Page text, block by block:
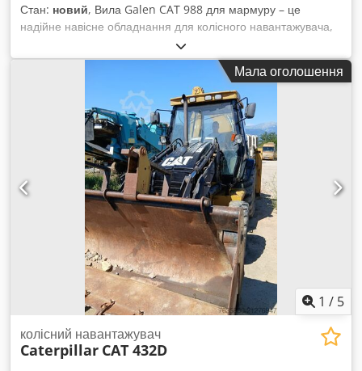
Стан: новий, Вила Galen CAT 988 для мармуру – це
надійне навісне обладнання для колісного навантажувача,
розроблене для безпечного та ефективного переміщення
блоків мармуру. Воно має посилену сталеву конструкцію,
адаптовано під конкретну модель машини,
характеризується високою вантажопідйомністю та надійною
роботою у складних умовах кар’єрів і підприємств з обробки
каменю. Для отримання детальної інформації та уточнення
цін, будь ласка, зверніться до нас. Dedszlbmmepfx Adyokr
Мала оголошення
1 / 5
колісний навантажувач
Caterpillar CAT 432D